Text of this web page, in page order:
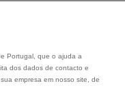
Portugal, que o ajuda a
dos dados de contacto e
empresa em nosso site, de